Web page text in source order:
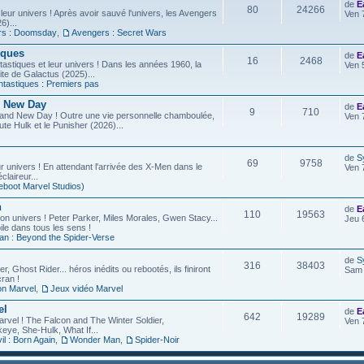
univers ! Après avoir sauvé l'univers, les Avengers
: Doomsday
Avengers : Secret Wars
80 24266 de
Ven
et leur univers ! Dans les années 1960, la
de Galactus (2025)...
: Premiers pas
16 2468 de
Ven
Day
New Day ! Outre une vie personnelle chamboulée,
Hulk et le Punisher (2026)...
9 710 de
Ven
univers ! En attendant l'arrivée des X-Men dans le
Marvel Studios)
69 9758 de
Ven
univers ! Peter Parker, Miles Morales, Gwen Stacy...
dans tous les sens !
: Beyond the Spider-Verse
110 19563 de
Jeu
Ghost Rider... héros inédits ou rebootés, ils finiront
!
Marvel
Jeux vidéo Marvel
316 38403 de
Sam
! The Falcon and The Winter Soldier,
She-Hulk, What If...
: Born Again
Wonder Man Spider-Noir
642 19289 de
Ven